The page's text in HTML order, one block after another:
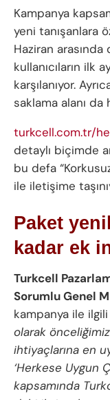
Kampanya
yeni tanışanlara
Haziran
kullanıcıların ilk
karşılanıyor.
saklama alanı da
turkcell.com.tr/
detaylı biçimde
bu defa
ile iletişime
Paket
kadar ek
Turkcell
Sorumlu Genel
kampanya ile
olarak
ihtiyaçlarına en
‘Herkese Uygun
kapsamında